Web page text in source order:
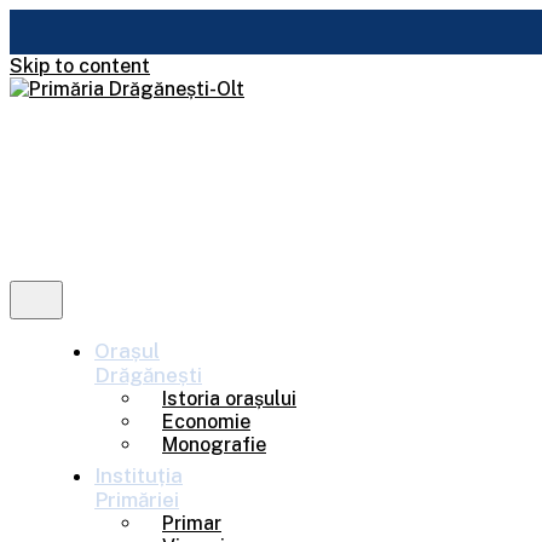
Skip to content
Orașul
Drăgănești
Istoria orașului
Economie
Monografie
Instituția
Primăriei
Primar